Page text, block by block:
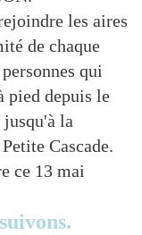
les aires
de chaque
qui
pied depuis le
la
Cascade.
ce 13 mai